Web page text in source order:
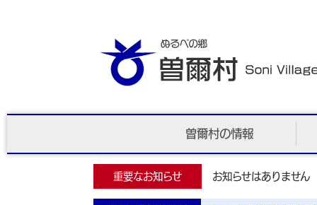
曽爾村の情報
重要なお知らせ お知らせはありません